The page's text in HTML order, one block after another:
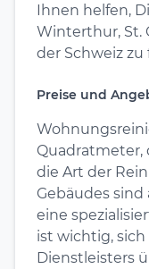
Ihnen helfen,
Winterthur, St.
der Schweiz
Preise und
Quadratmeter,
die Art der
Gebäudes sind
eine
ist wichtig,
Dienstleisters